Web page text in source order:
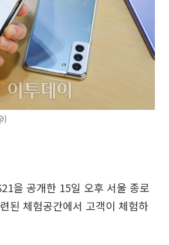
을 공개한 15일 오후 서울 종로
된 체험공간에서 고객이 체험하